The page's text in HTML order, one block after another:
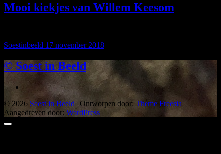
Mooi kiekjes van Willem Keesom
Soestinbeeld 17 november 2018
© Soest in Beeld
© 2026 Soest in Beeld | Ontworpen door: Theme Freesia |
Aangedreven door: WordPress